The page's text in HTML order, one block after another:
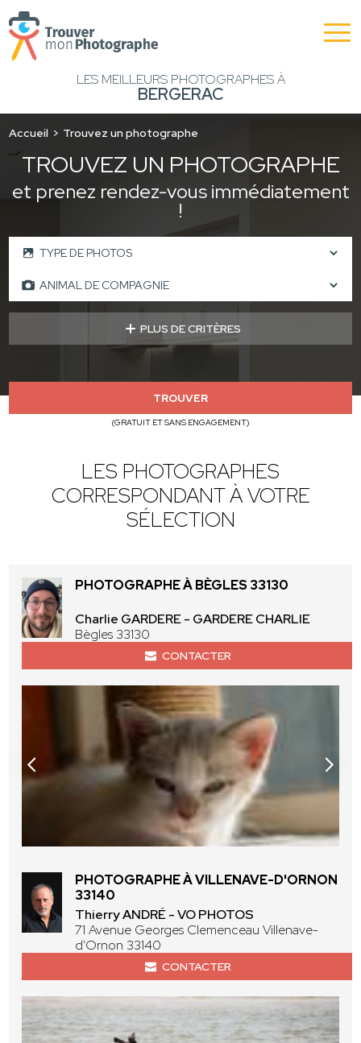
LES MEILLEURS PHOTOGRAPHES À
BERGERAC
Accueil Trouvez un photographe
TROUVEZ UN PHOTOGRAPHE
et prenez rendez-vous immédiatement
!
PLUS DE CRITÈRES
TROUVER
(GRATUIT ET SANS ENGAGEMENT)
LES PHOTOGRAPHES
CORRESPONDANT À VOTRE
SÉLECTION
PHOTOGRAPHE À BÈGLES 33130
Charlie GARDERE - GARDERE CHARLIE
Bègles 33130
CONTACTER
PHOTOGRAPHE À VILLENAVE-D'ORNON
33140
Thierry ANDRÉ - VO PHOTOS
71 Avenue Georges Clemenceau Villenave-
d'Ornon 33140
CONTACTER